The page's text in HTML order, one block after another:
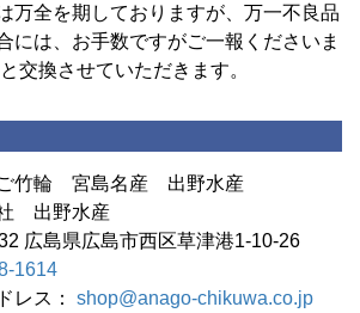
万全を期しておりますが、万一不良品
には、お手数ですがご一報くださいま
交換させていただきます。
ご竹輪 宮島名産 出野水産
出野水産
広島県広島市西区草津港1-10-26
1614
レス： shop@anago-chikuwa.co.jp